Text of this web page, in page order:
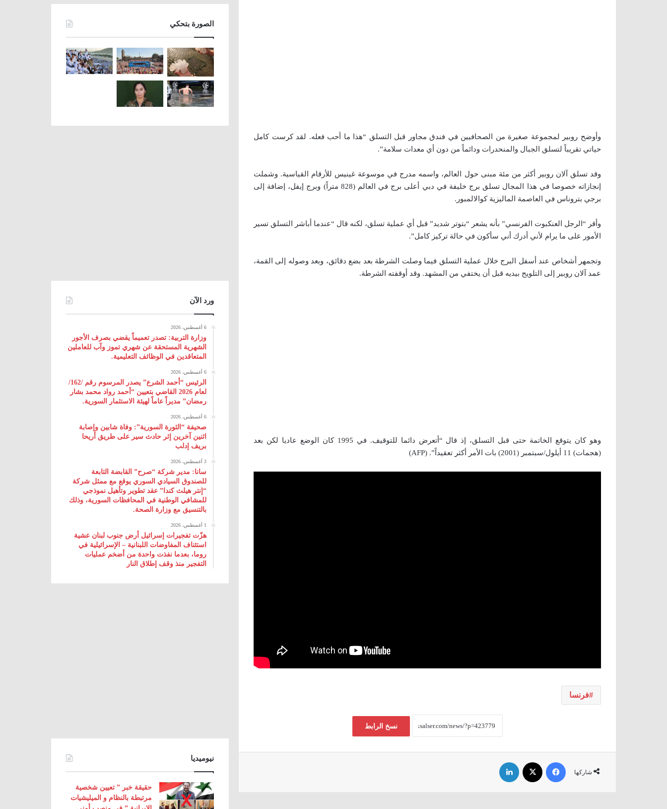
وأوضح روبير لمجموعة صغيرة من الصحافيين في فندق مجاور قبل التسلق “هذا ما أحب فعله. لقد كرست كامل
حياتي تقريباً لتسلق الجبال والمنحدرات ودائماً من دون أي معدات سلامة”.
وقد تسلق آلان روبير أكثر من مئة مبنى حول العالم، واسمه مدرج في موسوعة غينيس للأرقام القياسية. وشملت
إنجازاته خصوصا في هذا المجال تسلق برج خليفة في دبي أعلى برج في العالم (828 متراً) وبرج إيفل، إضافة إلى
برجي بتروناس في العاصمة الماليزية كوالالمبور.
وأقر “الرجل العنكبوت الفرنسي” بأنه يشعر “بتوتر شديد” قبل أي عملية تسلق، لكنه قال “عندما أباشر التسلق تسير
الأمور على ما يرام لأني أدرك أني سأكون في حالة تركيز كامل”.
وتجمهر أشخاص عند أسفل البرج خلال عملية التسلق فيما وصلت الشرطة بعد بضع دقائق، وبعد وصوله إلى القمة،
عمد آلان روبير إلى التلويح بيديه قبل أن يختفي من المشهد. وقد أوقفته الشرطة.
وهو كان يتوقع الخاتمة حتى قبل التسلق، إذ قال “أتعرض دائما للتوقيف. في 1995 كان الوضع عاديا لكن بعد
(هجمات) 11 أيلول/سبتمبر (2001) بات الأمر أكثر تعقيداً”. (AFP)
فرنسا
نسخ الرابط
شاركها
فيسبوك
الصورة بتحكي
ورد الآن
6 أغسطس، 2026
وزارة التربية: تصدر تعميماً يقضي بصرف الأجور
الشهرية المستحقة عن شهري تموز وآب للعاملين
المتعاقدين في الوظائف التعليمية.
6 أغسطس، 2026
الرئيس “أحمد الشرع” يصدر المرسوم رقم /162/
لعام 2026 ‌القاضي بتعيين “أحمد رواد محمد بشار
رمضان” مديراً عاماً لهيئة ‌الاستثمار السورية.
6 أغسطس، 2026
صحيفة “الثورة السورية”: وفاة شابين وإصابة
اثنين آخرين إثر حادث سير على طريق أريحا
بريف إدلب
3 أغسطس، 2026
سانا: مدير شركة “صرح” القابضة التابعة
للصندوق السيادي السوري يوقع مع ممثل شركة
“إنتر هيلث كندا” عقد تطوير وتأهيل نموذجي
للمشافي الوطنية في المحافظات السورية، وذلك
بالتنسيق مع وزارة الصحة.
1 أغسطس، 2026
هزّت تفجيرات إسرائيل أرض جنوب لبنان عشية
استئناف المفاوضات اللبنانية – الإسرائيلية في
روما، بعدما نفذت واحدة من أضخم عمليات
التفجير منذ وقف إطلاق النار
نيوميديا
حقيقة خبر ” تعيين شخصية
مرتبطة بالنظام و الميليشيات